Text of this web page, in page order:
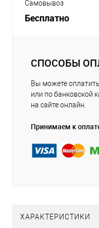
Самовывоз
Бесплатно
СПОСОБЫ
Вы можете
или по банковской
на сайте онлайн.
Принимаем к
ХАРАКТЕРИСТИКИ